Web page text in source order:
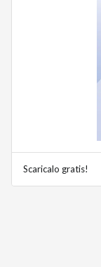
Scaricalo gratis!